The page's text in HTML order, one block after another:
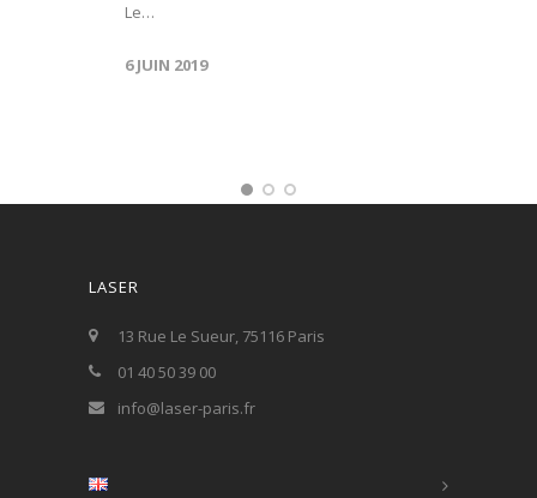
Le…
6 JUIN 2019
LASER
13 Rue Le Sueur, 75116 Paris
01 40 50 39 00
info@laser-paris.fr